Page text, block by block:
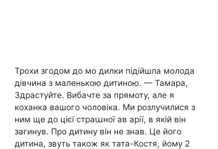
Трохи згодом до мо дилки підійшла молода
дівчина з маленькою дитиною. — Тамара,
Здрастуйте. Вибачте за прямоту, але я
коханка вашого чоловіка. Ми розлучилися з
ним ще до цієї страաної ав арії, в якій він
загинув. Про дитину він не знав. Це його
дитина, звуть також як тата-Костя, йому 2